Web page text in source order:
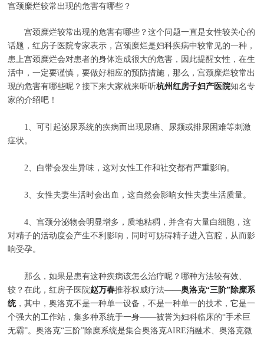
宫颈糜烂较常出现的危害有哪些？
宫颈糜烂较常出现的危害有哪些？这个问题一直是女性较关心的
话题，红房子医院专家表示，宫颈糜烂是妇科疾病中较常见的一种，
患上宫颈糜烂会对患者的身体造成很大的危害，因此提醒女性，在生
活中，一定要谨慎，要做好相应的预防措施，那么，宫颈糜烂较常出
现的危害有哪些呢？接下来大家就来听听杭州红房子妇产医院知名专
家的介绍吧！
1、可引起泌尿系统的疾病而出现尿痛、尿频或排尿困难等刺激
症状。
2、白带会发生异味，这对女性工作和社交都有严重影响。
3、女性夫妻生活时会出血，这自然会影响女性夫妻生活质量。
4、宫颈分泌物会明显增多，质地粘稠，并含有大量白细胞，这
对精子的活动度会产生不利影响，同时可妨碍精子进入宫腔，从而影
响受孕。
那么，如果是患有这种疾病该怎么治疗呢？哪种方法较有效、
较？在此，红房子医院赵万春推荐权威疗法——奥洛克“三阶”除糜系
统，其中，奥洛克不是一种单一设备，不是一种单一的技术，它是一
个强大的工作站，集多种系统于一身——被誉为妇科临床的“手术巨
无霸”。奥洛克“三阶”除糜系统是集合奥洛克AIRE消融术、奥洛克微